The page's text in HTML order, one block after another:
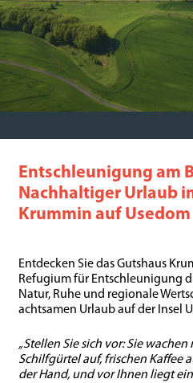
Entschleunigung am
Nachhaltiger Urlaub
Krummin auf Usedom
Entdecken Sie das Gutshaus
Refugium für Entschleunigung
Natur, Ruhe und regionale
achtsamen Urlaub auf der Insel
„Stellen Sie sich vor: Sie
Schilfgürtel auf, frischen Kaffee
der Hand, und vor Ihnen liegt